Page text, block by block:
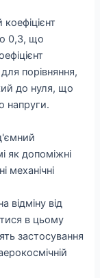
0,3, що
порівняння,
до нуля, що
напруги.
як допоміжні
механічні
відміну від
в цьому
застосування